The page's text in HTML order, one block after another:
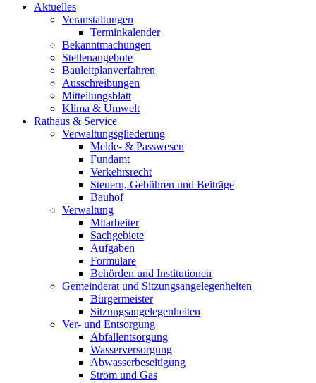
Aktuelles
Veranstaltungen
Terminkalender
Bekanntmachungen
Stellenangebote
Bauleitplanverfahren
Ausschreibungen
Mitteilungsblatt
Klima & Umwelt
Rathaus & Service
Verwaltungsgliederung
Melde- & Passwesen
Fundamt
Verkehrsrecht
Steuern, Gebühren und Beiträge
Bauhof
Verwaltung
Mitarbeiter
Sachgebiete
Aufgaben
Formulare
Behörden und Institutionen
Gemeinderat und Sitzungsangelegenheiten
Bürgermeister
Sitzungsangelegenheiten
Ver- und Entsorgung
Abfallentsorgung
Wasserversorgung
Abwasserbeseitigung
Strom und Gas